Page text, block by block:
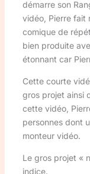
démarre son
vidéo, Pierre fait
comique de
bien produite
étonnant car
Cette courte
gros projet ainsi
cette vidéo,
personnes dont
monteur vidéo.
Le gros projet «
indice.